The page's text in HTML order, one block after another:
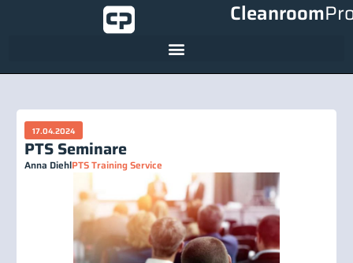
Cleanroom
17.04.2024
PTS Seminare
Anna DiehlPTS Training Service